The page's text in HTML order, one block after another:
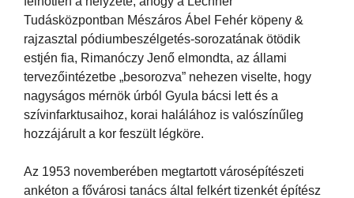
Tudásközpontban Mészáros Ábel Fehér köpeny &
rajzasztal pódiumbeszélgetés-sorozatának ötödik
estjén fia, Rimanóczy Jenő elmondta, az állami
tervezőintézetbe „besorozva” nehezen viselte, hogy
nagyságos mérnök úrból Gyula bácsi lett és a
szívinfarktusaihoz, korai halálához is valószínűleg
hozzájárult a kor feszült légköre.
Az 1953 novemberében megtartott városépítészeti
ankéton a fővárosi tanács által felkért tizenkét építész